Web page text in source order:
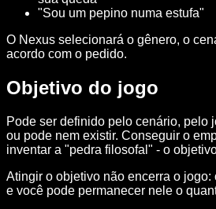
"Sou um pepino numa estufa"
O Nexus selecionará o gênero, o
acordo com o pedido.
Objetivo do jogo
Pode ser definido pelo cenário, pelo
ou pode nem existir. Conseguir o
inventar a "pedra filosofal" - o
Atingir o objetivo não encerra o jogo:
e você pode permanecer nele o